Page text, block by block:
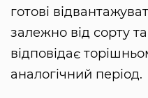
готові
залежно від сорту
відповідає
аналогічний період.